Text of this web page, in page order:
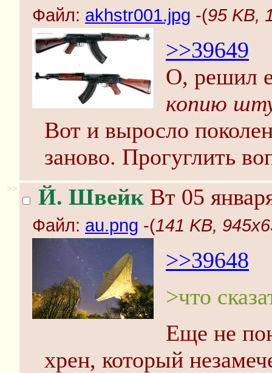
Файл: akhstr001.jpg -(95 KB,
>>39649
О, решил
копию
Вот и выросло
заново. Прогуглить
>> Й. Швейк Вт 05
Файл: au.png -(141 KB,
>>39648
>что
Еще не
хрен, который